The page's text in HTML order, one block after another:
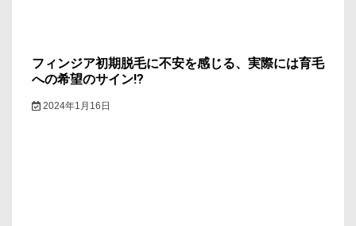
フィンジア初期脱毛に不安を感じる、実際には育毛
への希望のサイン!?
2024年1月16日